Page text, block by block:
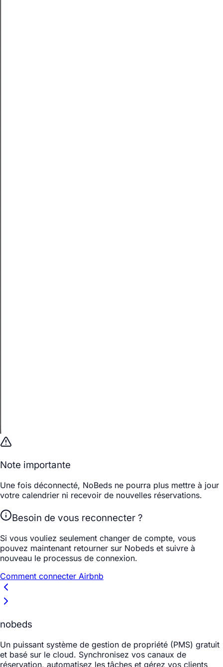
Note importante
Une fois déconnecté, NoBeds ne pourra plus mettre à jour
votre calendrier ni recevoir de nouvelles réservations.
Besoin de vous reconnecter ?
Si vous vouliez seulement changer de compte, vous
pouvez maintenant retourner sur Nobeds et suivre à
nouveau le processus de connexion.
Comment connecter Airbnb
nobeds
Un puissant système de gestion de propriété (PMS) gratuit
et basé sur le cloud. Synchronisez vos canaux de
réservation, automatisez les tâches et gérez vos clients